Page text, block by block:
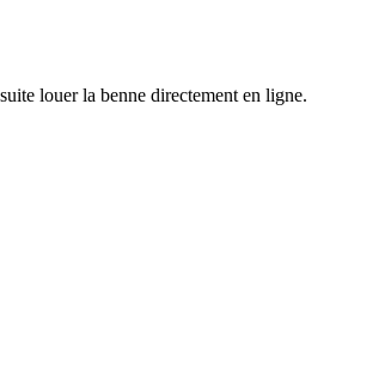
louer la benne directement en ligne.